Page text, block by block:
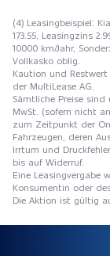
(4) Leasingbeispiel:
173.55, Leasingzins
10000 km/Jahr,
Vollkasko oblig.
Kaution und
der MultiLease AG.
Sämtliche Preise sind
MwSt. (sofern nicht
zum Zeitpunkt der
Fahrzeugen, deren
Irrtum und
bis auf Widerruf.
Eine Leasingvergabe
Konsumentin oder
Die Aktion ist gültig